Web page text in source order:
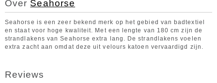
Over Seahorse
Seahorse is een zeer bekend merk op het gebied van badtextiel
en staat voor hoge kwaliteit. Met een lengte van 180 cm zijn de
strandlakens van Seahorse extra lang. De strandlakens voelen
extra zacht aan omdat deze uit velours katoen vervaardigd zijn.
Reviews